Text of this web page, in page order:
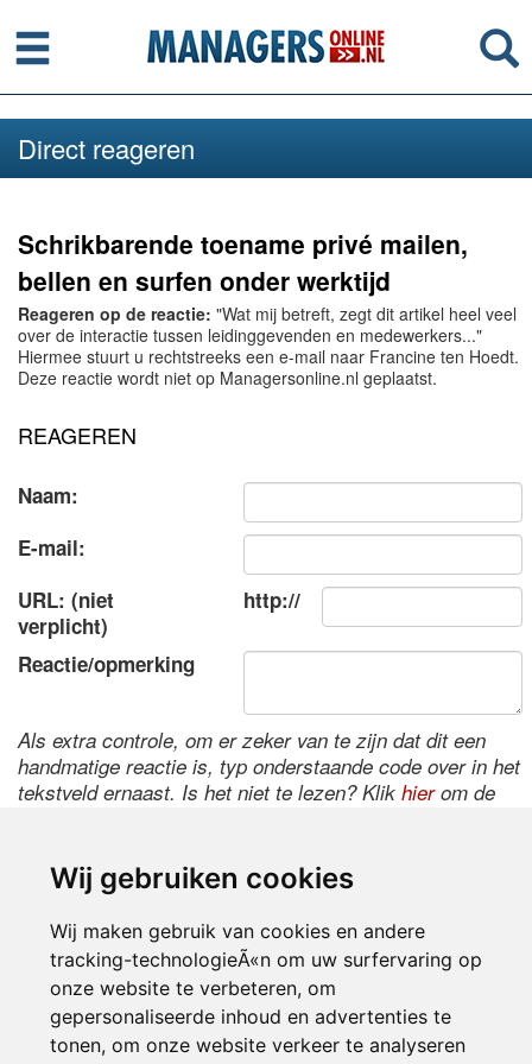
Wij gebruiken cookies
Wij maken gebruik van cookies en andere
tracking-technologieÃ«n om uw surfervaring op
onze website te verbeteren, om
gepersonaliseerde inhoud en advertenties te
tonen, om onze website verkeer te analyseren
Menu
Direct reageren
Schrikbarende toename privé mailen,
bellen en surfen onder werktijd
Reageren op de reactie: "Wat mij betreft, zegt dit artikel heel veel
over de interactie tussen leidinggevenden en medewerkers..."
Hiermee stuurt u rechtstreeks een e-mail naar Francine ten Hoedt.
Deze reactie wordt niet op Managersonline.nl geplaatst.
REAGEREN
Naam:
E-mail:
URL: (niet
verplicht)
http://
Reactie/opmerking
Als extra controle, om er zeker van te zijn dat dit een
handmatige reactie is, typ onderstaande code over in het
tekstveld ernaast. Is het niet te lezen? Klik hierom de